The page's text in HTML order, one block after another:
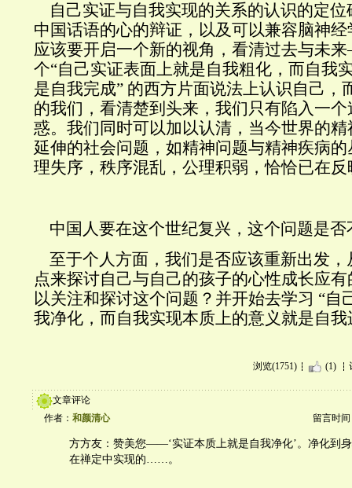
自己实证与自我实现的关系的认识的定
中国话语的心的辩证，以及可以兼容脑神
应该要开启一个新的视角，看清过去与未
个“自己实证表面上就是自我粗化，而自我
是自我完成” 的西方片面说法上认识自己，
的我们，看清楚到头来，我们只有陷入一
惑。我们同时可以加以认清，当今世界的
延伸的社会问题，如精神问题与精神疾病
理失序，秩序混乱，公理积弱，恰恰已在
中国人要在这个世纪复兴，这个问题是否
至于个人方面，我们是否应该重新出发
点来探讨自己与自己的孩子的心性成长应
以关注和探讨这个问题？并开始去学习 “自
我净化，而自我实现本质上的意义就是自我
浏览(1751) (1)
文章评论
作者： 和颜清心 留言时间
方方友：赞美您——‘实证本质上就是自我净化’。净化到身
在禅定中实现的……。